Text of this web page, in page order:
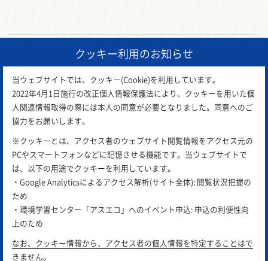
前の記事 一覧に戻る 次の記事
クッキー利用のお知らせ
当ウェブサイトでは、クッキー(Cookie)を利用しています。
2022年4月1日施行の改正個人情報保護法により、クッキーを用いた個
人関連情報取得の際には本人の同意が必要となりました。同意へのご
協力をお願いします。
※クッキーとは、アクセス者のウェブサイト閲覧情報をアクセス元の
PCやスマートフォンなどに記憶させる機能です。当ウェブサイトで
は、以下の用途でクッキーを利用しています。
・Google Analyticsによるアクセス解析(サイト全体): 閲覧状況把握の
ため
・環境学習センター「アスエコ」へのイベント申込: 申込の利便性向
上のため
なお、クッキー情報から、アクセス者の個人情報を特定することはで
きません。
アスエコは 公益財団法人 岡山県環境保全事業団が運営し
サイトポリシー プライバシーポリシー リンク集